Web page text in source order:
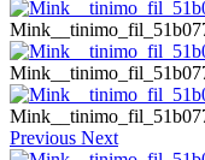
Previous Next